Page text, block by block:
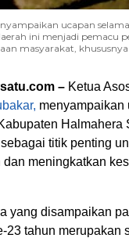
ucapan
ini menjadi pemacu
masyarakat, khususnya
– Ketua
menyampaikan
Halmahera
titik penting
meningkatkan
yang disampaikan
23 tahun merupakan